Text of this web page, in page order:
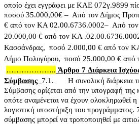
οποίο έχει εγγράφει με ΚΑΕ 072γ.9899
ποσού 35.000,00€ – Από τον Δήμος
€ από τον ΚΑ 02.00.6736.0002– Από
20.000,00 € από τον ΚΑ
Κασσάνδρας, ποσό 2.000,00 € από τον
Δήμο Πολυγύρου, ποσό 25.000,00 € από
……………….. Άρθρο 7 Διάρκεια
Σύμβασης 7.1.
Η συνολική διάρκεια
Σύμβασης ορίζεται από την υπογραφή της
οπότε αναμένεται να έχουν ολοκληρωθεί
λογιστική υποστήριξη του προγράμματος.
σύμβασης μπορεί να τροποποιηθεί με